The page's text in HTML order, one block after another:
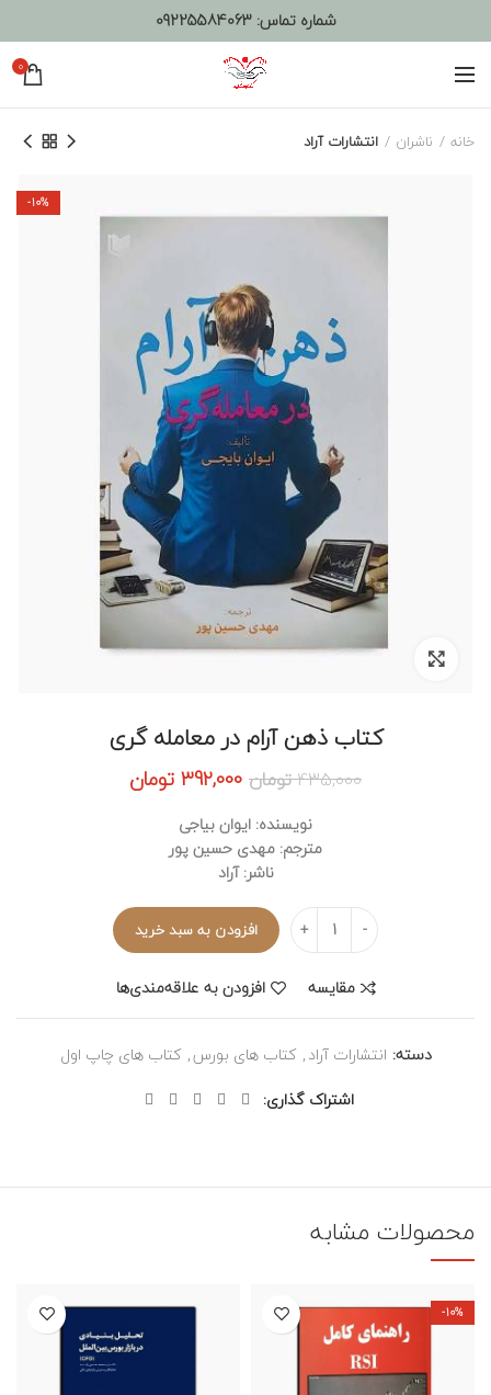
شماره تماس:09225584063
0
خانه ناشران انتشارات آراد
-10%
برای بزرگنمایی کلیک کنید
کتاب ذهن آرام در معامله گری
435,000تومان قیمت
بود.
392,000تومان
نویسنده: ایوان بیاجی
مترجم: مهدی حسین پور
ناشر: آراد
تعداد
افزودن به سبد خرید
مقایسه افزودن به علاقه‌مندی‌ها
دسته: انتشارات آراد, کتاب های بورس, کتاب های چاپ اول
اشتراک گذاری
محصولات مشابه
-10%